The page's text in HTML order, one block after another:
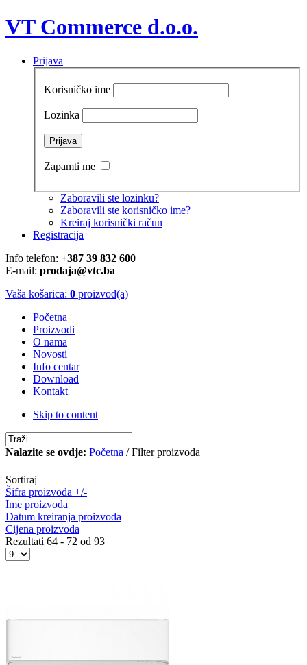
VT Commerce d.o.o.
Prijava
Korisničko ime
Lozinka
Zapamti me
Zaboravili ste lozinku?
Zaboravili ste korisničko ime?
Kreiraj korisnički račun
Registracija
Info telefon: +387 39 832 600
E-mail: prodaja@vtc.ba
Vaša košarica: 0 proizvod(a)
Početna
Proizvodi
O nama
Novosti
Info centar
Download
Kontakt
Skip to content
Nalazite se ovdje: Početna / Filter proizvoda
Sortiraj
Šifra proizvoda +/-
Ime proizvoda
Datum kreiranja proizvoda
Cijena proizvoda
Rezultati 64 - 72 od 93